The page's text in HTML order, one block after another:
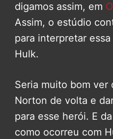
digamos assim, em
Assim, o estúdio
para interpretar
Hulk.
Seria muito bom ver
Norton de volta e
para esse herói. E
como ocorreu com